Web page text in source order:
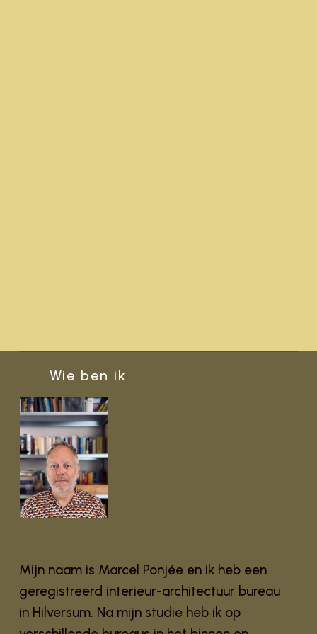
Wie ben ik
Mijn naam is Marcel Ponjée en ik heb een
geregistreerd interieur-architectuur bureau
in Hilversum. Na mijn studie heb ik op